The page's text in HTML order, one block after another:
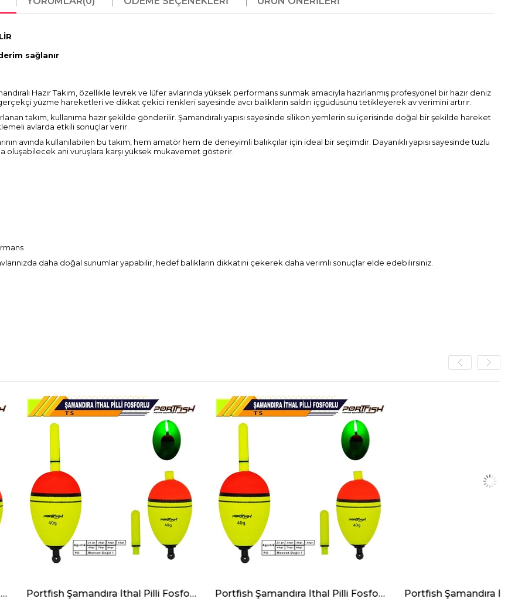
sağlanır
Hazır Takım, özellikle levrek ve lüfer avlarında yüksek performans sunmak amacıyla hazırlanmış profesyonel bir hazır deniz
yüzme hareketleri ve dikkat çekici renkleri sayesinde avcı balıkların saldırı içgüdüsünü tetikleyerek av verimini artırır.
takım, kullanıma hazır şekilde gönderilir. Şamandıralı yapısı sayesinde silikon yemlerin su içerisinde doğal bir şekilde hareket
avlarda etkili sonuçlar verir.
avında kullanılabilen bu takım, hem amatör hem de deneyimli balıkçılar için ideal bir seçimdir. Dayanıklı yapısı sayesinde tuzlu
oluşabilecek ani vuruşlara karşı yüksek mukavemet gösterir.
daha doğal sunumlar yapabilir, hedef balıkların dikkatini çekerek daha verimli sonuçlar elde edebilirsiniz.
Portfish Şamandıra İthal Pilli Fosforlu 30 Gr Portfish Şamandıra İthal Pilli Fosforlu 40 Gr Portfish Şamandıra İthal Pilli Fosforlu 50 Gr